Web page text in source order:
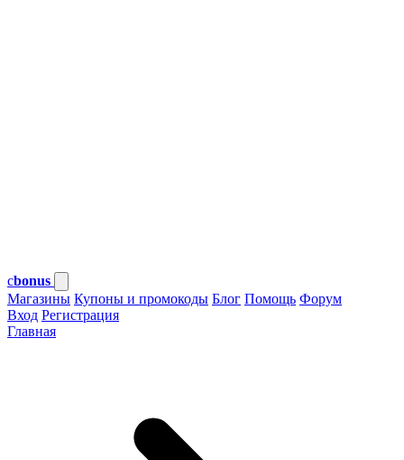
cbonus
Магазины Купоны и промокоды Блог Помощь Форум
Вход Регистрация
Главная